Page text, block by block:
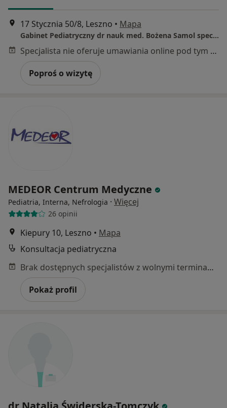
17 Stycznia 50/8, Leszno • Mapa
Gabinet Pediatryczny dr nauk med. Bożena Samol spec. pediatra, nefrolog
Specjalista nie oferuje umawiania online pod tym adresem.
Poproś o wizytę
MEDEOR Centrum Medyczne
Pediatria, Interna, Nefrologia · Więcej
26 opinii
Kiepury 10, Leszno • Mapa
Konsultacja pediatryczna
Brak dostępnych specjalistów z wolnymi terminami w tym centrum medycznym.
Pokaż profil